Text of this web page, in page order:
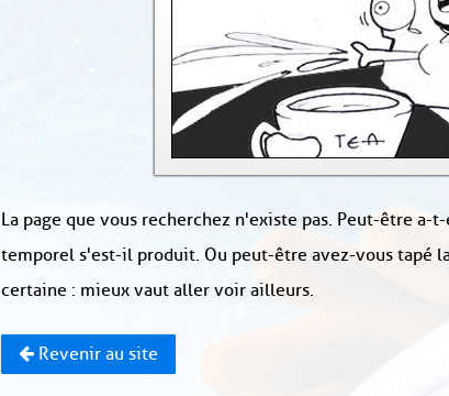
La page que vous recherchez n'existe pas. Peut-être
temporel s'est-il produit. Ou peut-être avez-vous tapé
certaine : mieux vaut aller voir ailleurs.
Revenir au site